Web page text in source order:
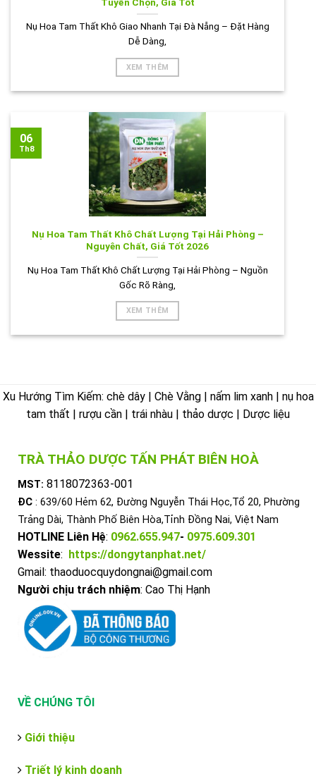
Nụ Hoa Tam Thất Khô Giao Nhanh Tại Đà Nẵng – Đặt Hàng
Dễ Dàng,
XEM THÊM
Nụ Hoa Tam Thất Khô Chất Lượng Tại Hải Phòng –
Nguyên Chất, Giá Tốt 2026
Nụ Hoa Tam Thất Khô Chất Lượng Tại Hải Phòng – Nguồn
Gốc Rõ Ràng,
XEM THÊM
06
Th8
Xu Hướng Tìm Kiếm: chè dây | Chè Vằng | nấm lim xanh | nụ hoa
tam thất | rượu cần | trái nhàu | thảo dược | Dược liệu
TRÀ THẢO DƯỢC TẤN PHÁT BIÊN HOÀ
MST: 8118072363-001
ĐC : 639/60 Hẻm 62, Đường Nguyễn Thái Học,Tổ 20, Phường
Trảng Dài, Thành Phố Biên Hòa,Tỉnh Đồng Nai, Việt Nam
HOTLINE Liên Hệ: 0962.655.947- 0975.609.301
Wessite: https://dongytanphat.net/
Gmail: thaoduocquydongnai@gmail.com
Người chịu trách nhiệm: Cao Thị Hạnh
VỀ CHÚNG TÔI
Giới thiệu
Triết lý kinh doanh